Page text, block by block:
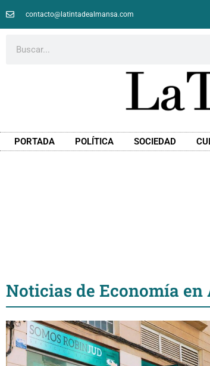
contacto@latintadealmansa.com
PORTADA POLÍTICA SOCIEDAD
Noticias de Economía en